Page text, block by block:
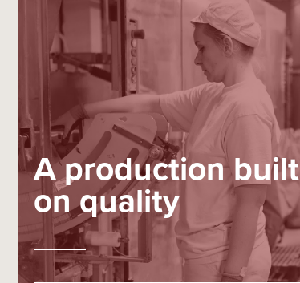
A production built
on quality